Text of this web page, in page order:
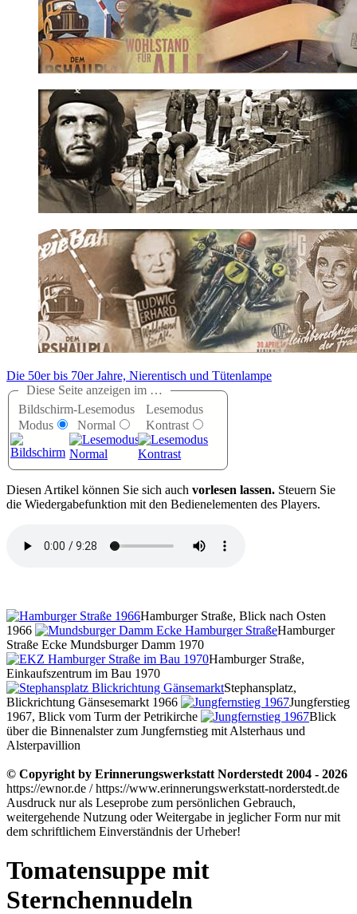
Die 50er bis 70er Jahre, Nierentisch und Tütenlampe
Diese Seite anzeigen im …
Bildschirm-
Modus
Lesemodus
Normal
Lesemodus
Kontrast
Diesen Artikel können Sie sich auch vorlesen lassen. Steuern Sie
die Wiedergabefunktion mit den Bedienelementen des Players.
Hamburger Straße, Blick nach Osten
1966
Hamburger
Straße Ecke Mundsburger Damm 1970
Hamburger Straße,
Einkaufszentrum im Bau 1970
Stephansplatz,
Blickrichtung Gänsesemarkt 1966
Jungferstieg
1967, Blick vom Turm der Petrikirche
Blick
über die Binnenalster zum Jungfernstieg mit Alsterhaus und
Alsterpavillion
© Copyright by Erinnerungswerkstatt Norderstedt 2004 - 2026
https://ewnor.de / https://www.erinnerungswerkstatt-norderstedt.de
Ausdruck nur als Leseprobe zum persönlichen Gebrauch,
weitergehende Nutzung oder Weitergabe in jeglicher Form nur mit
dem schriftlichem Einverständnis der Urheber!
Tomatensuppe mit
Sternchennudeln